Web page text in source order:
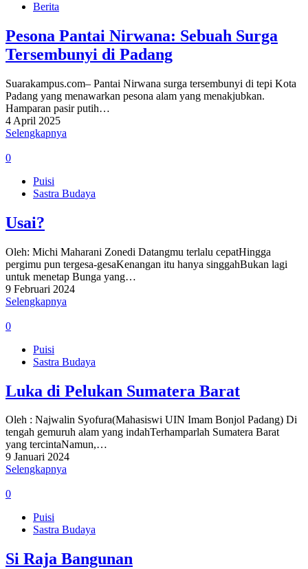
Berita
Pesona Pantai Nirwana: Sebuah Surga
Tersembunyi di Padang
Suarakampus.com– Pantai Nirwana surga tersembunyi di tepi Kota
Padang yang menawarkan pesona alam yang menakjubkan.
Hamparan pasir putih…
4 April 2025
Selengkapnya
0
Puisi
Sastra Budaya
Usai?
Oleh: Michi Maharani Zonedi Datangmu terlalu cepatHingga
pergimu pun tergesa-gesaKenangan itu hanya singgahBukan lagi
untuk menetap Bunga yang…
9 Februari 2024
Selengkapnya
0
Puisi
Sastra Budaya
Luka di Pelukan Sumatera Barat
Oleh : Najwalin Syofura(Mahasiswi UIN Imam Bonjol Padang) Di
tengah gemuruh alam yang indahTerhamparlah Sumatera Barat
yang tercintaNamun,…
9 Januari 2024
Selengkapnya
0
Puisi
Sastra Budaya
Si Raja Bangunan